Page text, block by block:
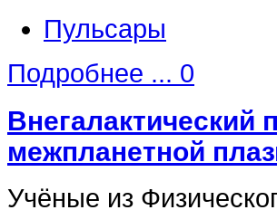
Пульсары
Подробнее ... 0
Внегалактический
межпланетной
Учёные из